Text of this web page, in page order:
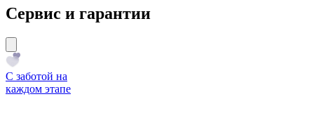
Сервис и гарантии
С заботой на
каждом этапе